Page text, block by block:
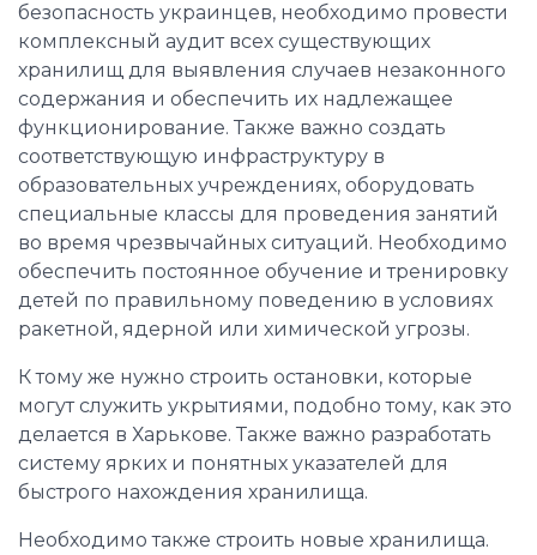
безопасность украинцев, необходимо провести
комплексный аудит всех существующих
хранилищ для выявления случаев незаконного
содержания и обеспечить их надлежащее
функционирование. Также важно создать
соответствующую инфраструктуру в
образовательных учреждениях, оборудовать
специальные классы для проведения занятий
во время чрезвычайных ситуаций. Необходимо
обеспечить постоянное обучение и тренировку
детей по правильному поведению в условиях
ракетной, ядерной или химической угрозы.
К тому же нужно строить остановки, которые
могут служить укрытиями, подобно тому, как это
делается в Харькове. Также важно разработать
систему ярких и понятных указателей для
быстрого нахождения хранилища.
Необходимо также строить новые хранилища.